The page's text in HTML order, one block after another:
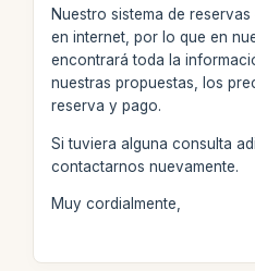
Nuestro sistema de
en internet, por lo que en
encontrará toda la
nuestras propuestas, los
reserva y pago.
Si tuviera alguna consulta
contactarnos nuevamente.
Muy cordialmente,